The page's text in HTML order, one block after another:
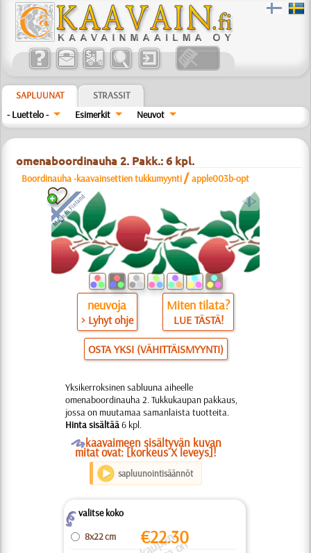
SAPLUUNAT
STRASSIT
- Luettelo -
Esimerkit Neuvot
omenaboordinauha 2. Pakk.: 6 kpl.
Boordinauha -kaavainsettien tukkumyynti /apple003b-opt
a
neuvoja
> Lyhyt ohje
Miten tilata?
LUE TÄSTÄ!
OSTA YKSI (VÄHITTÄISMYYNTI)
Yksikerroksinen sabluuna aiheelle
omenaboordinauha 2. Tukkukaupan pakkaus,
jossa on muutamaa samanlaista tuotteita.
Hinta sisältää6 kpl.
Okaavaimeen sisältyvän kuvan
mitat ovat: [korkeus X leveys]!
sapluunointisäännöt
Zvalitse koko
8x22 cm €22.30